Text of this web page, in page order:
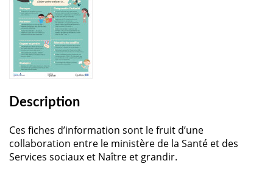
Description
Ces fiches d’information sont le fruit d’une
collaboration entre le ministère de la Santé et des
Services sociaux et Naître et grandir.